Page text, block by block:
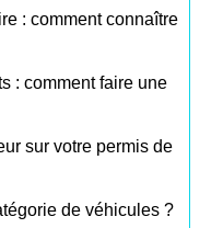
: comment connaître
: comment faire une
sur votre permis de
de véhicules ?